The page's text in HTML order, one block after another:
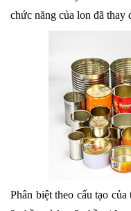
chức năng của lon đã thay
Phân biệt theo cấu tạo